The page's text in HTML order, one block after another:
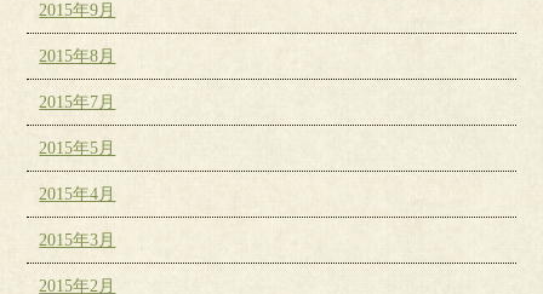
2015年9月
2015年8月
2015年7月
2015年5月
2015年4月
2015年3月
2015年2月